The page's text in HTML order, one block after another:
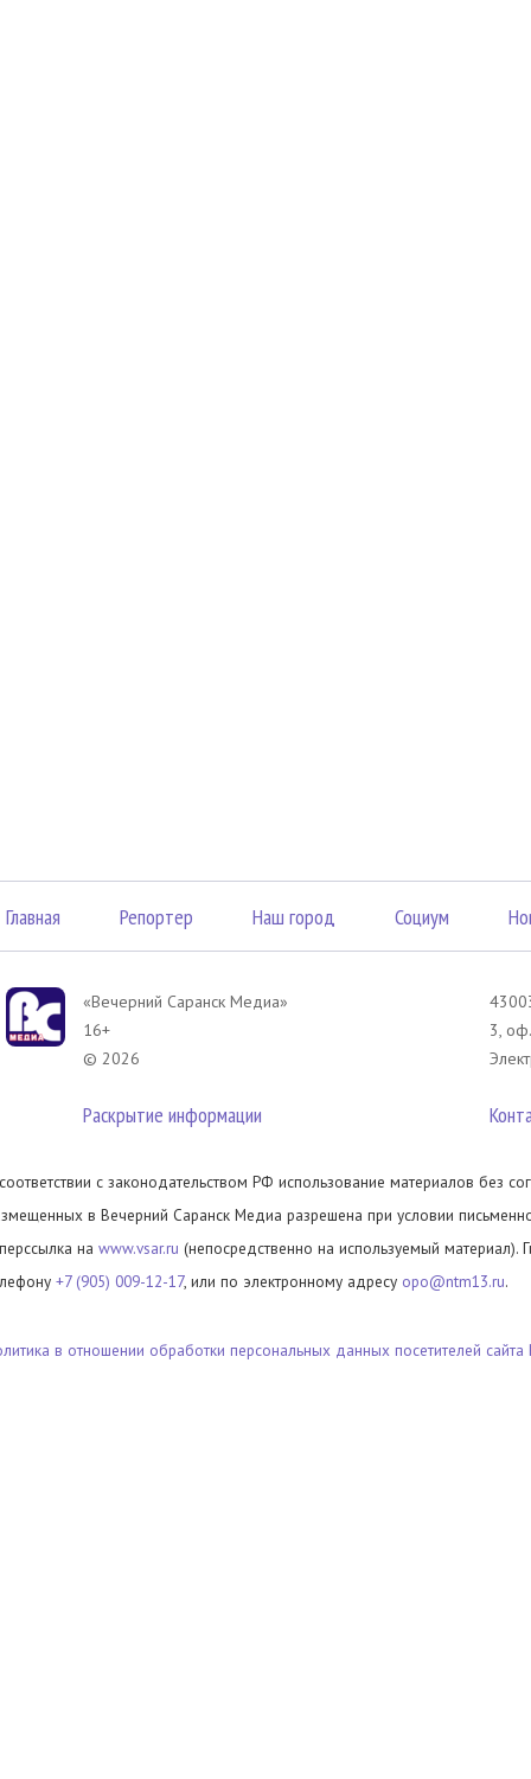
Главная Репортер Наш город Социум
«Вечерний Саранск Mедиа»
16+
© 2026
Раскрытие информации
3,
с законодательством РФ использование материалов без
в Вечерний Саранск Медиа разрешена при условии
на www.vsar.ru (непосредственно на используемый материал).
+7 (905) 009-12-17, или по электронному адресу opo@ntm13.ru.
в отношении обработки персональных данных посетителей